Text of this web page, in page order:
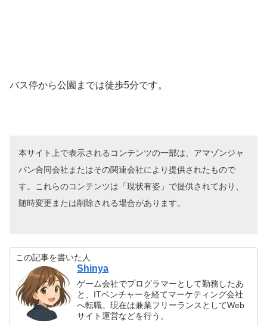
バス停から公園までは徒歩5分です。
本サイト上で表示されるコンテンツの一部は、アマゾンジャ
パン合同会社またはその関連会社により提供されたもので
す。これらのコンテンツは「現状有姿」で提供されており、
随時変更または削除される場合があります。
この記事を書いた人
Shinya
ゲーム会社でプログラマーとして勤務したあ
と、ITベンチャーを経てマーケティング会社
へ転職。現在は兼業フリーランスとしてWeb
サイト運営などを行う。